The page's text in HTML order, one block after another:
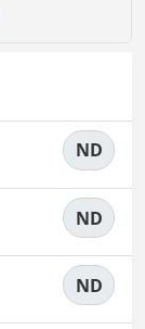
ND
ND
ND